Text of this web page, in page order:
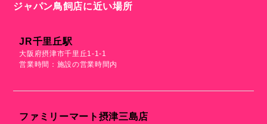
ジャパン鳥飼店に近い場所
JR千里丘駅
大阪府摂津市千里丘1-1-1
営業時間：施設の営業時間内
ファミリーマート摂津三島店